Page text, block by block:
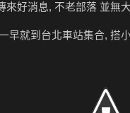
好消息, 不老部落 並
早就到台北車站集合, 搭